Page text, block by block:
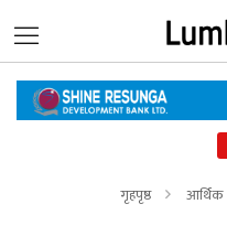
गृहपृष्ठ आर्थिक